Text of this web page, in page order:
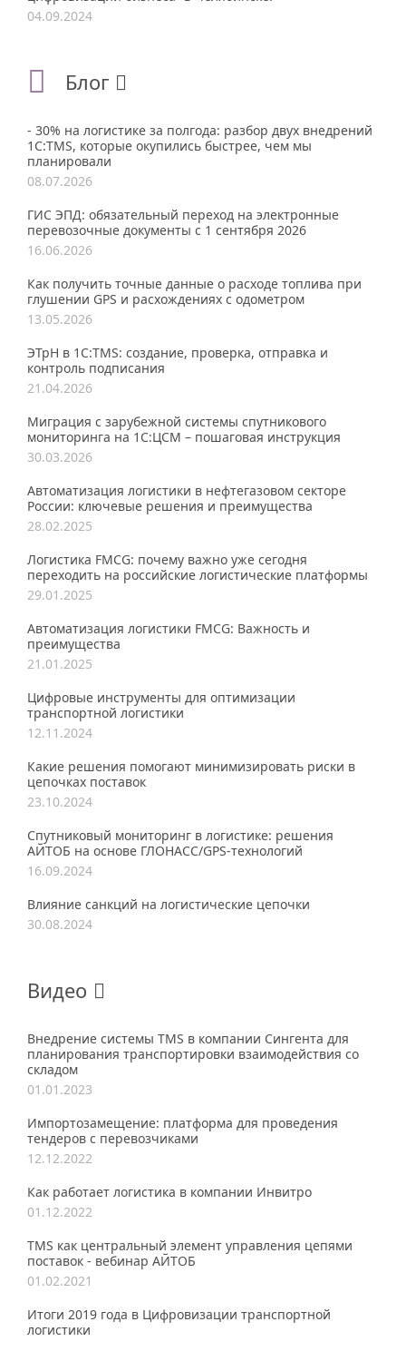
04.09.2024
Блог
- 30% на логистике за полгода: разбор двух внедрений
1С:TMS, которые окупились быстрее, чем мы
планировали
08.07.2026
ГИС ЭПД: обязательный переход на электронные
перевозочные документы с 1 сентября 2026
16.06.2026
Как получить точные данные о расходе топлива при
глушении GPS и расхождениях с одометром
13.05.2026
ЭТрН в 1С:TMS: создание, проверка, отправка и
контроль подписания
21.04.2026
Миграция с зарубежной системы спутникового
мониторинга на 1С:ЦСМ – пошаговая инструкция
30.03.2026
Автоматизация логистики в нефтегазовом секторе
России: ключевые решения и преимущества
28.02.2025
Логистика FMCG: почему важно уже сегодня
переходить на российские логистические платформы
29.01.2025
Автоматизация логистики FMCG: Важность и
преимущества
21.01.2025
Цифровые инструменты для оптимизации
транспортной логистики
12.11.2024
Какие решения помогают минимизировать риски в
цепочках поставок
23.10.2024
Спутниковый мониторинг в логистике: решения
АЙТОБ на основе ГЛОНАСС/GPS-технологий
16.09.2024
Влияние санкций на логистические цепочки
30.08.2024
Видео
Внедрение системы TMS в компании Сингента для
планирования транспортировки взаимодействия со
складом
01.01.2023
Импортозамещение: платформа для проведения
тендеров с перевозчиками
12.12.2022
Как работает логистика в компании Инвитро
01.12.2022
TMS как центральный элемент управления цепями
поставок - вебинар АЙТОБ
01.02.2021
Итоги 2019 года в Цифровизации транспортной
логистики